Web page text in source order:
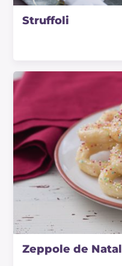
Struffoli
Zeppole de Natal